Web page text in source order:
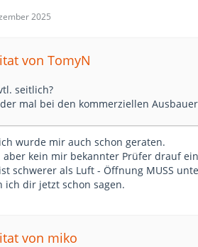
2025
von TomyN
seitlich?
mal bei den kommerziellen
wurde mir auch schon geraten.
aber kein mir bekannter Prüfer drauf
schwerer als Luft - Öffnung MUSS
ich dir jetzt schon sagen.
von miko